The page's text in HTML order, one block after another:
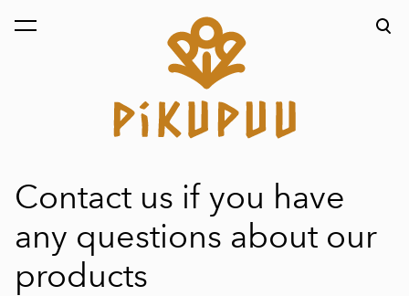
was added to the cart. View cart
Contact us if you have
any questions about our
products